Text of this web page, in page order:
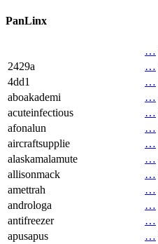
PanLinx
…
2429a
…
4dd1
…
aboakademi
…
acuteinfectious
…
afonalun
…
aircraftsupplie
…
alaskamalamute
…
allisonmack
…
amettrah
…
androloga
…
antifreezer
…
apusapus
…